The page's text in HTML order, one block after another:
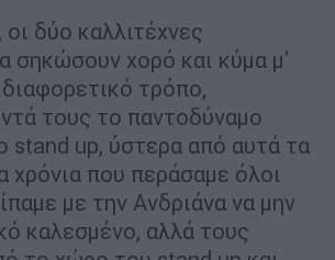
δύο καλλιτέχνες
σηκώσουν χορό και κύμα μ'
τρόπο,
τους το παντοδύναμο
stand up, ύστερα από αυτά τα
χρόνια που περάσαμε όλοι
με την Ανδριάνα να μην
καλεσμένο, αλλά τους